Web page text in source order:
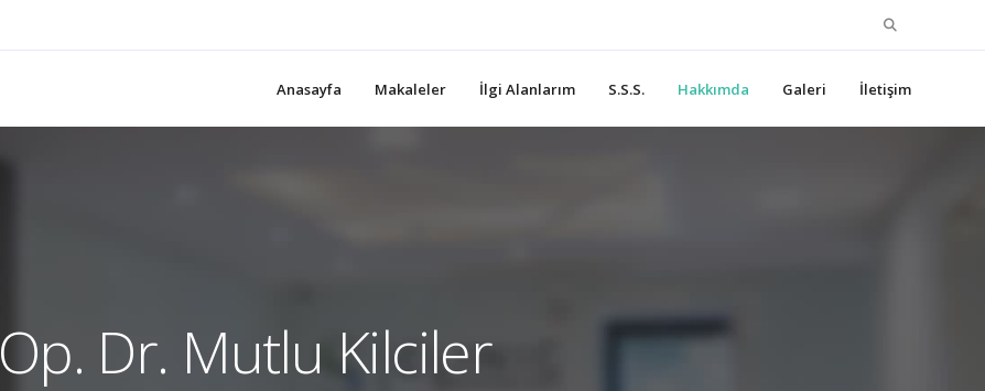
Search
Anasayfa Makaleler İlgi Alanlarım S.S.S. Hakkımda Galeri İletişim
Op. Dr. Mutlu Kilciler